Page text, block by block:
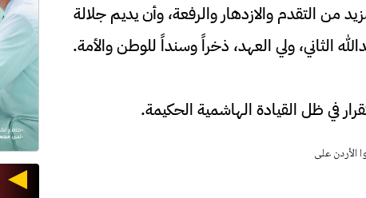
من التقدم والازدهار والرفعة، وأن يديم جلالة
الثاني، ولي العهد، ذخراً وسنداً للوطن والأمة.
في ظل القيادة الهاشمية الحكيمة.
الأردن على